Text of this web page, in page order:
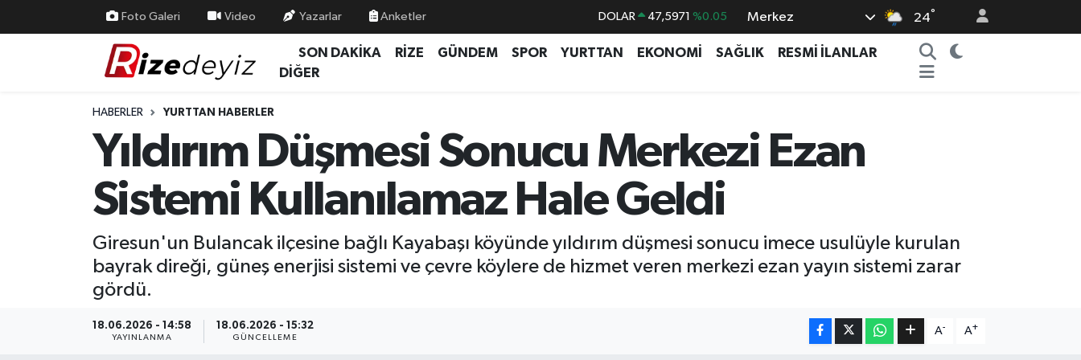
Foto Galeri Video Yazarlar Anketler DOLAR 47,5971 %0.05
EURO 55,1336 %0.18
BİST100 13.703
BITCOIN 64.475,47 %0.66
Merkez 24°
SON DAKİKA RİZE GÜNDEM SPOR YURTTAN EKONOMİ SAĞLIK
RESMİ İLANLAR
DİĞER
HABERLER YURTTAN HABERLER
Yıldırım Düşmesi Sonucu Merkezi Ezan
Sistemi Kullanılamaz Hale Geldi
Giresun'un Bulancak ilçesine bağlı Kayabaşı köyünde yıldırım düşmesi sonucu imece usulüyle kurulan
bayrak direği, güneş enerjisi sistemi ve çevre köylere de hizmet veren merkezi ezan yayın sistemi zarar
gördü.
18.06.2026 - 14:58
YAYINLANMA
18.06.2026 - 15:32
GÜNCELLEME
A- A+
Yurttan Haberler
Ekonomi
Rize Nöbetçi Eczaneler
Rize Trafik Yoğunluk Haritası
Süper Lig Puan Durumu ve Fikstür
Son Dakika Haberleri